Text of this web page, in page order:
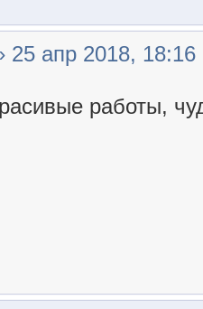
25 апр 2018, 18:16
работы,